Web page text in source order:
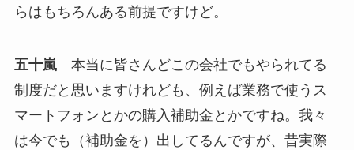
らはもちろんある前提ですけど。
五十嵐本当に皆さんどこの会社でもやられてる
制度だと思いますけれども、例えば業務で使うス
マートフォンとかの購入補助金とかですね。我々
は今でも（補助金を）出してるんですが、昔実際